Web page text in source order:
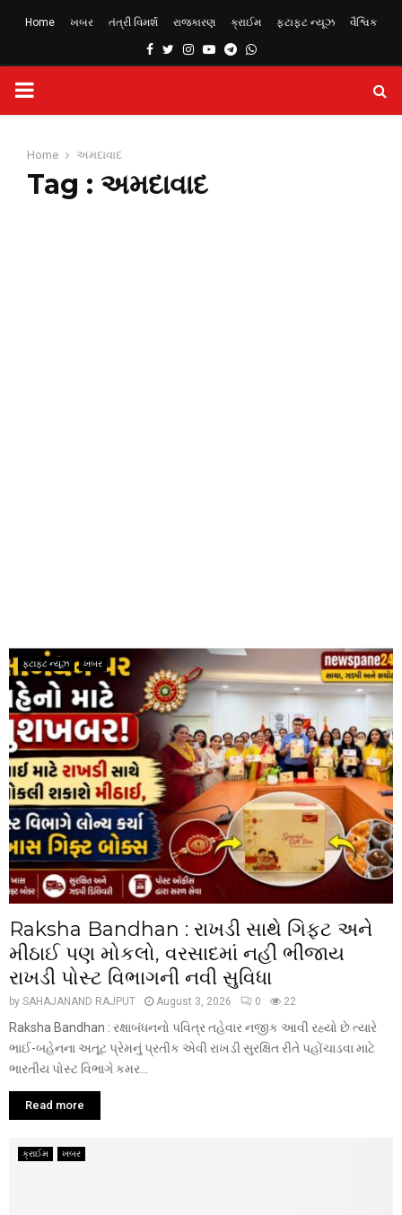
Home ખબર તંત્રી વિમર્શ રાજકારણ ક્રાઈમ ફટાફટ ન્યૂઝ વૈશ્વિક
Facebook
TwitterInstagram
YoutubeTelegram
Whatsapp
PRIMARY
Home અમદાવાદ
Tag : અમદાવાદ
ફટાફટ ન્યૂઝ ખબર
Raksha Bandhan : રાખડી સાથે ગિફ્ટ અને
મીઠાઈ પણ મોકલો, વરસાદમાં નહીં ભીંજાય
રાખડી પોસ્ટ વિભાગની નવી સુવિધા
by SAHAJANAND RAJPUT August 3, 2026 0 22
Raksha Bandhan : રક્ષાબંધનનો પવિત્ર તહેવાર નજીક આવી રહ્યો છે ત્યારે
ભાઈ-બહેનના અતૂટ પ્રેમનું પ્રતીક એવી રાખડી સુરક્ષિત રીતે પહોંચાડવા માટે
ભારતીય પોસ્ટ વિભાગે કમર...
Read more
ક્રાઈમ ખબર